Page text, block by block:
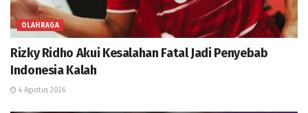
OLAHRAGA
Rizky Ridho Akui Kesalahan Fatal Jadi Penyebab
Indonesia Kalah
4 Agustus 2026